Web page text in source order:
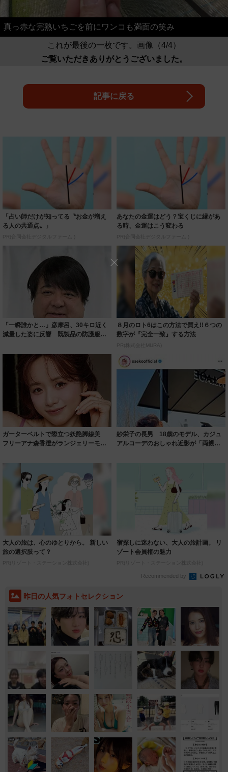
真っ赤な完熟いちごを前にワンコも満面の笑み
これが最後の一枚です。画像（4/4）
ご覧いただきありがとうございました。
記事に戻る
「占い師だけが知ってる〝お金が増え
る人の共通点〟」
PR(合同会社デジタルファーム )
あなたの金運はどう？宝くじに縁があ
る時、金運はこう変わる
PR(合同会社デジタルファーム )
「一瞬誰かと…」彦摩呂、30キロ近く
減量した姿に反響 既製品の防護服が
８月のロト6はこの方法で買え!!６つの
数字が『完全一致』する方法
PR(株式会社MURA)
ガーターベルトで際立つ妖艶脚線美
フリーアナ森香澄がランジェリーモデ
紗栄子の長男 18歳のモデル、カジュ
アルコーデのおしゃれ近影が「両親の
大人の旅は、心のゆとりから。 新しい
旅の選択肢って？
PR(リゾート・ステーション株式会社)
宿探しに迷わない、大人の旅計画。 リ
ゾート会員権の魅力
PR(リゾート・ステーション株式会社)
Recommended by
昨日の人気フォトセレクション